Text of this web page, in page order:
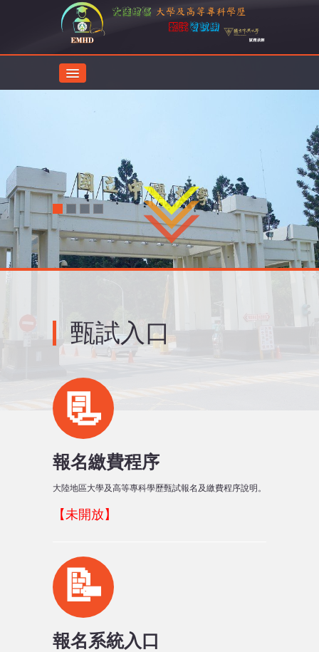
主辦學校
甄試公告
甄試服務
聯絡我們
甄試入口
📃
報名繳費程序
大陸地區大學及高等專科學歷甄試報名及繳費程序說明。
【未開放】
📝
報名系統入口